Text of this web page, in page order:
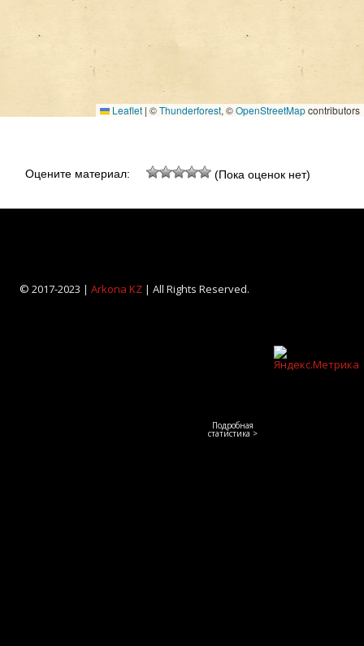
Leaflet | ©Thunderforest, ©OpenStreetMapcontributors
Оцените материал: (Пока оценок нет)
© 2017-2023 | Arkona KZ| All Rights Reserved.
Подробная
статистика >